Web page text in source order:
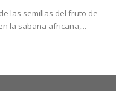
las semillas del fruto de
la sabana africana,...